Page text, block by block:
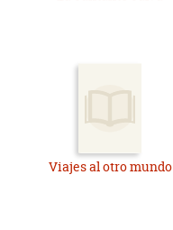
Viajes al otro mundo